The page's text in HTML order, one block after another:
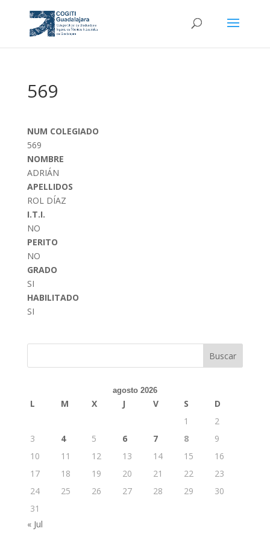
569
NUM COLEGIADO
569
NOMBRE
ADRIÁN
APELLIDOS
ROL DÍAZ
I.T.I.
NO
PERITO
NO
GRADO
SI
HABILITADO
SI
Buscar
agosto 2026
L M X J V S
D
1
2
3
4 5 6 7 8
9
10
11 12 13 14 15
16
17
18 19 20 21 22
23
24
25 26 27 28 29
30
31
« Jul